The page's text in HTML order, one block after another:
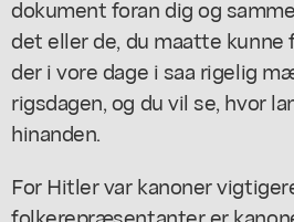
dokument foran dig og
det eller de, du maatte kunne
der i vore dage i saa rigelig
rigsdagen, og du vil se, hvor
hinanden.
For Hitler var kanoner
folkerepræsentanter er